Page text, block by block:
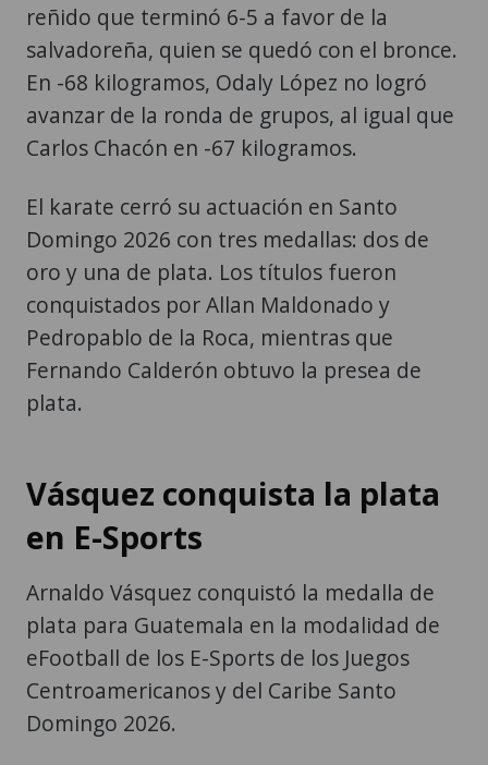
reñido que terminó 6-5 a favor de la
salvadoreña, quien se quedó con el bronce.
En -68 kilogramos, Odaly López no logró
avanzar de la ronda de grupos, al igual que
Carlos Chacón en -67 kilogramos.
El karate cerró su actuación en Santo
Domingo 2026 con tres medallas: dos de
oro y una de plata. Los títulos fueron
conquistados por Allan Maldonado y
Pedropablo de la Roca, mientras que
Fernando Calderón obtuvo la presea de
plata.
Vásquez conquista la plata
en E-Sports
Arnaldo Vásquez conquistó la medalla de
plata para Guatemala en la modalidad de
eFootball de los E-Sports de los Juegos
Centroamericanos y del Caribe Santo
Domingo 2026.